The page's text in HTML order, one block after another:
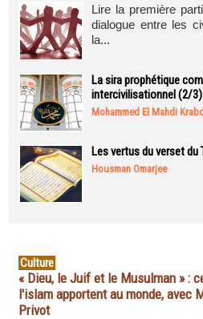
Lire la première
dialogue entre les
la...
La sira prophétique
intercivilisationnel (2/3)
Mohammed El Mahdi
Les vertus du verset du
Housman Omarjee
Culture
« Dieu, le Juif et le Musulman » :
l'islam apportent au monde, avec
Privot